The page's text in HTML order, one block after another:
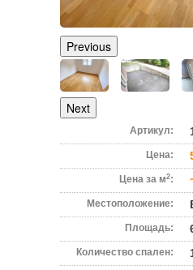
Previous
Next
Артикул:
Цена:
Цена за м2:
Местоположение:
Площадь:
Количество спален: